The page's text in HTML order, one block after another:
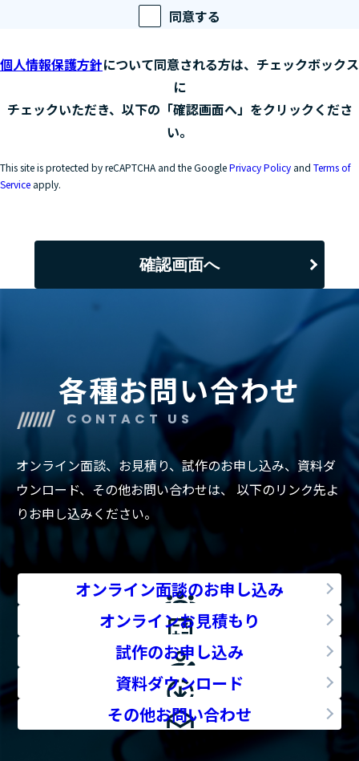
同意する
個人情報保護方針について同意される方は、チェックボックス
に
チェックいただき、以下の「確認画面へ」をクリックくださ
い。
This site is protected by reCAPTCHA and the GooglePrivacy Policy and Terms of
Service apply.
確認画面へ
各種お問い合わせ
CONTACT US
オンライン面談、お見積り、試作のお申し込み、資料ダ
ウンロード、その他お問い合わせは、 以下のリンク先よ
りお申し込みください。
オンライン面談のお申し込み
オンラインお見積もり
試作のお申し込み
資料ダウンロード
その他お問い合わせ